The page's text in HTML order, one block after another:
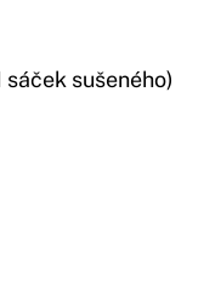
sáček sušeného)